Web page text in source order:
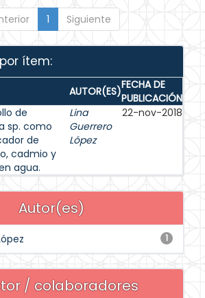
1 Siguiente
ítem:
AUTOR(ES)FECHA DE
PUBLICACIÓN
de
sp. como
de
cadmio y
agua.
Lina
Guerrero
López
22-nov-2018
Autor(es)
1
/ colaboradores